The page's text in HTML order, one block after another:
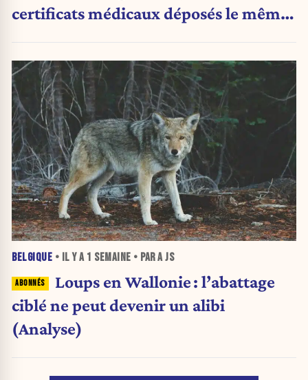
certificats médicaux déposés le même
BELGIQUE • IL Y A 1 SEMAINE • PAR A JS
Loups en Wallonie : l’abattage
ciblé ne peut devenir un alibi
(Analyse)